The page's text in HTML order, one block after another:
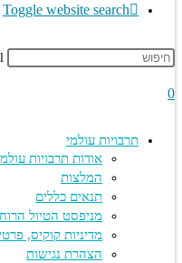
Toggle website search
תרבויות עולמי
אודות תרבויות עולמי
המלצות
תנאים כללים
מניפסט הטיול הרוחני
מדיניות קוקיס, פרטיות
הצהרת נגישות